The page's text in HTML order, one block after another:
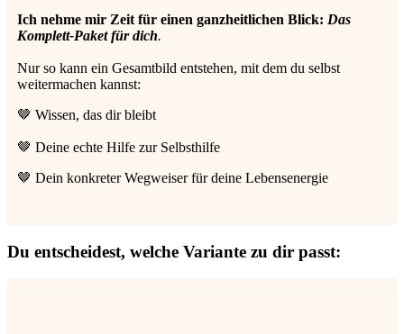
Ich nehme mir Zeit für einen ganzheitlichen Blick: Das
Komplett-Paket für dich.
Nur so kann ein Gesamtbild entstehen, mit dem du selbst
weitermachen kannst:
🤎 Wissen, das dir bleibt
🤎 Deine echte Hilfe zur Selbsthilfe
🤎 Dein konkreter Wegweiser für deine Lebensenergie
Du entscheidest, welche Variante zu dir passt: